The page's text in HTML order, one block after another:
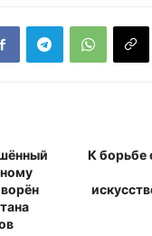
К борьбе